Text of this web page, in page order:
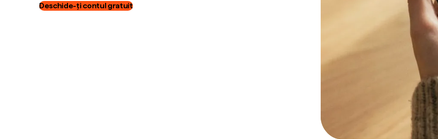
Deschide-ți contul gratuit